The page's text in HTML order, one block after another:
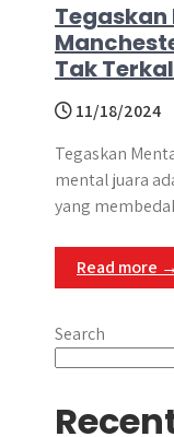
Tak
11/18/2024
Tegaskan
mental juara
yang
Read more →
Search